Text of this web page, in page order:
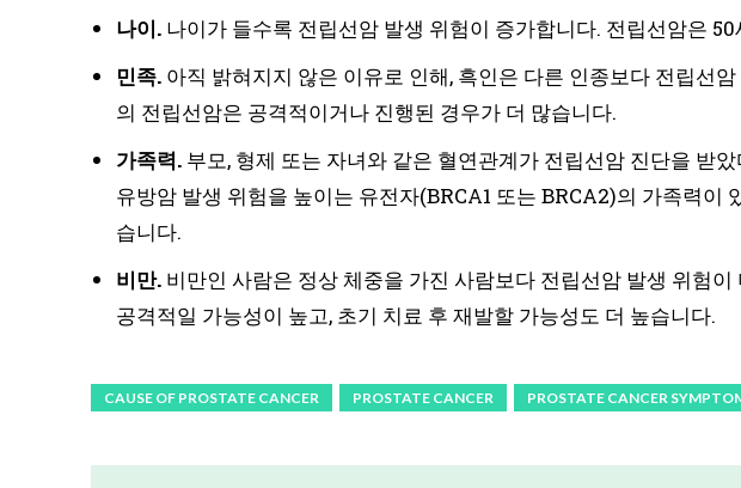
나이. 나이가 들수록 전립선암 발생 위험이 증가합니다. 전립선암은
민족. 아직 밝혀지지 않은 이유로 인해, 흑인은 다른 인종보다 전립선
의 전립선암은 공격적이거나 진행된 경우가 더 많습니다.
가족력. 부모, 형제 또는 자녀와 같은 혈연관계가 전립선암 진단을 받
유방암 발생 위험을 높이는 유전자(BRCA1 또는 BRCA2)의 가족력이
습니다.
비만. 비만인 사람은 정상 체중을 가진 사람보다 전립선암 발생 위험
공격적일 가능성이 높고, 초기 치료 후 재발할 가능성도 더 높습니다.
CAUSE OF PROSTATE CANCER PROSTATE CANCER PROSTATE CANCER